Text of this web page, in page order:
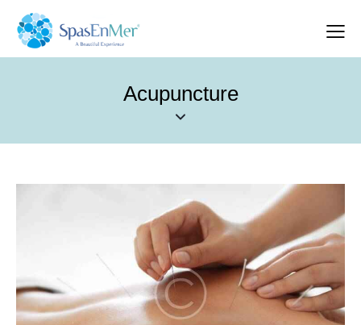
Acupuncture